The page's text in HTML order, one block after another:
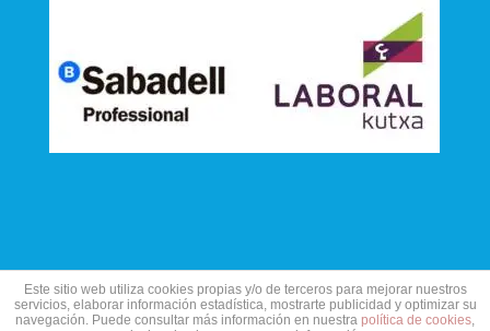
Este sitio web utiliza cookies propias y/o de terceros para mejorar nuestros
servicios, elaborar información estadística, mostrarte publicidad y optimizar su
navegación. Puede consultar más información en nuestra política de cookies,